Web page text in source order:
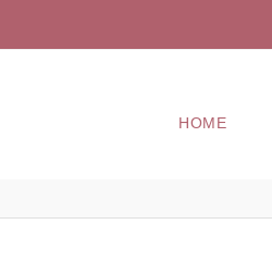
HOME